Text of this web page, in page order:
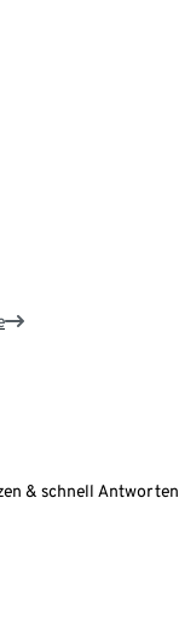
& schnell Antworten